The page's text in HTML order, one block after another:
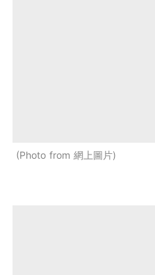
Photo from 網上圖片